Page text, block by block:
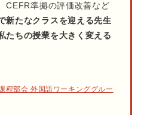
CEFR準拠の評価改善など
新たなクラスを迎える先生
たちの授業を大きく変える
程部会 外国語ワーキンググルー